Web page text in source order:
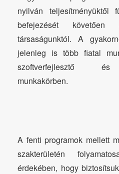
nyilván teljesítményüktől
befejezését követően
társaságunktól. A
jelenleg is több fiatal
szoftverfejlesztő és
munkakörben.
A fenti programok mellett
szakterületén
érdekében, hogy